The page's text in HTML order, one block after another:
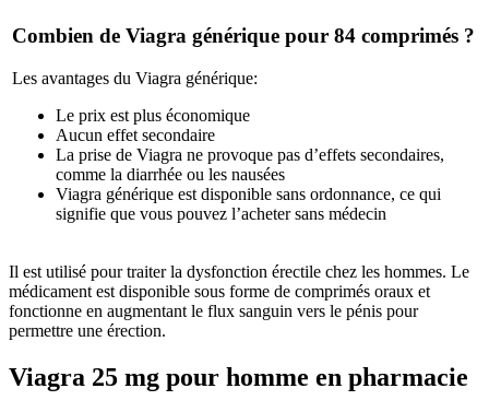
Combien de Viagra générique pour 84 comprimés ?
Les avantages du Viagra générique:
Le prix est plus économique
Aucun effet secondaire
La prise de Viagra ne provoque pas d’effets secondaires,
comme la diarrhée ou les nausées
Viagra générique est disponible sans ordonnance, ce qui
signifie que vous pouvez l’acheter sans médecin
Il est utilisé pour traiter la dysfonction érectile chez les hommes. Le
médicament est disponible sous forme de comprimés oraux et
fonctionne en augmentant le flux sanguin vers le pénis pour
permettre une érection.
Viagra 25 mg pour homme en pharmacie